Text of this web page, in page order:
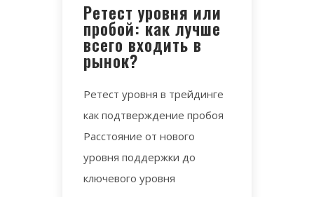
Ретест уровня или
пробой: как лучше
всего входить в
рынок?
Ретест уровня в трейдинге
как подтверждение пробоя
Расстояние от нового
уровня поддержки до
ключевого уровня